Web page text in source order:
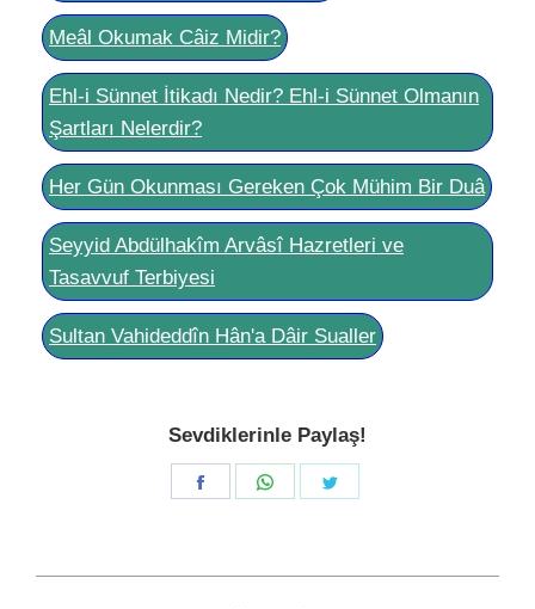
Meâl Okumak Câiz Midir?
Ehl-i Sünnet İtikadı Nedir? Ehl-i Sünnet Olmanın
Şartları Nelerdir?
Her Gün Okunması Gereken Çok Mühim Bir Duâ
Seyyid Abdülhakîm Arvâsî Hazretleri ve
Tasavvuf Terbiyesi
Sultan Vahideddîn Hân'a Dâir Sualler
Sevdiklerinle Paylaş!
Share
Share